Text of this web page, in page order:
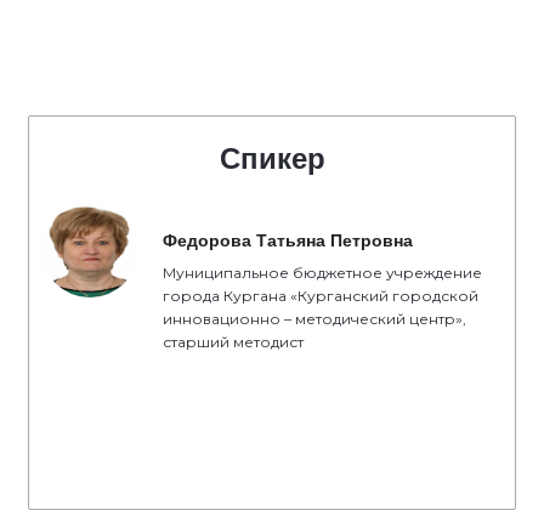
Спикер
Федорова Татьяна Петровна
Муниципальное бюджетное учреждение
города Кургана «Курганский городской
инновационно – методический центр»,
старший методист